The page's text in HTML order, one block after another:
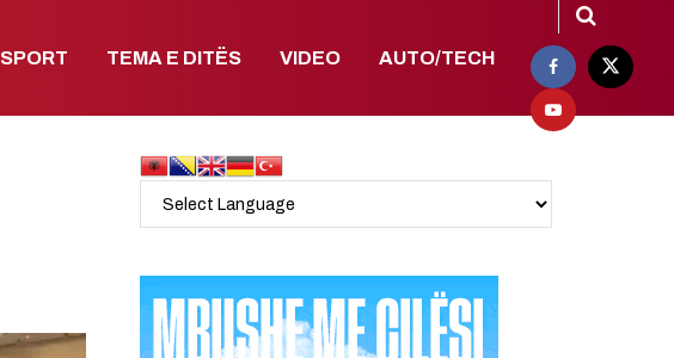
SPORT TEMA E DITËS VIDEO AUTO/TECH